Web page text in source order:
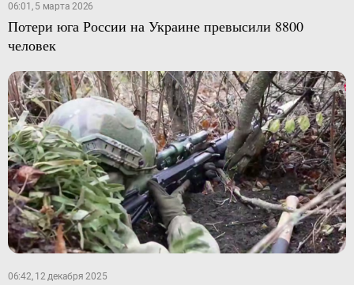
06:01, 5 марта 2026
Потери юга России на Украине превысили 8800
человек
06:42, 12 декабря 2025